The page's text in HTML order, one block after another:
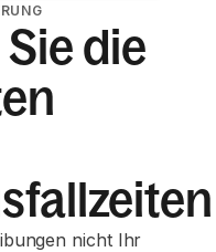
die
nicht Ihr